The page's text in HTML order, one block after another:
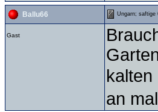
Ballu66 Ungarn; saftige
Gast
an